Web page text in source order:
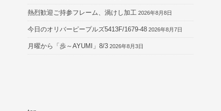
熱烈歓迎ご持参フレーム、渦けし加工 2026年8月8日
今日のオリバーピープルズ5413F/1679-48 2026年8月7日
月曜から「歩～AYUMI」8/3 2026年8月3日